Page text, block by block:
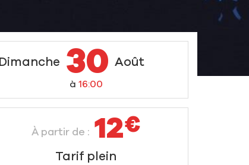
Dimanche 30 Août
à 16:00
À partir de : 12€
Tarif plein